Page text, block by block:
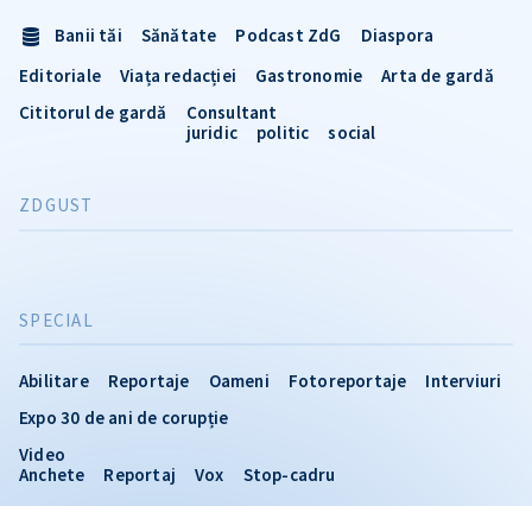
SPECIAL
Abilitare Reportaje Oameni Fotoreportaje
Interviuri
Expo 30 de ani de corupție
Video
Anchete
Reportaj Vox Stop-cadru
Banii tăi Sănătate Podcast ZdG
Diaspora
Editoriale
Viața redacției Gastronomie
Arta de gardă
Cititorul de gardă
Consultant
juridic
politic social
ZDGUST